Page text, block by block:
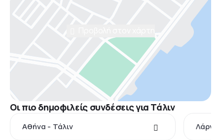
Οι πιο δημοφιλείς συνδέσεις για Τάλιν
Αθήνα - Τάλιν